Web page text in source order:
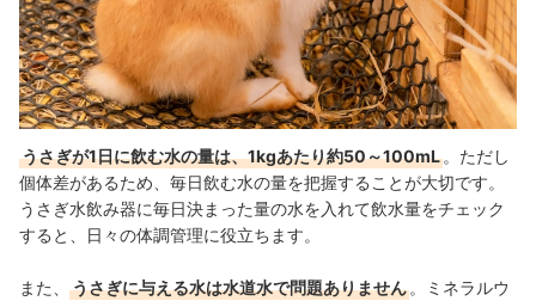
うさぎが1日に飲む水の量は、1kgあたり約50～100mL 。ただし
個体差があるため、毎日飲む水の量を把握することが大切です。
うさぎ水飲み器に毎日決まった量の水を入れて飲水量をチェック
すると、日々の体調管理に役立ちます。
また、 うさぎに与える水は水道水で問題ありません 。ミネラルウ